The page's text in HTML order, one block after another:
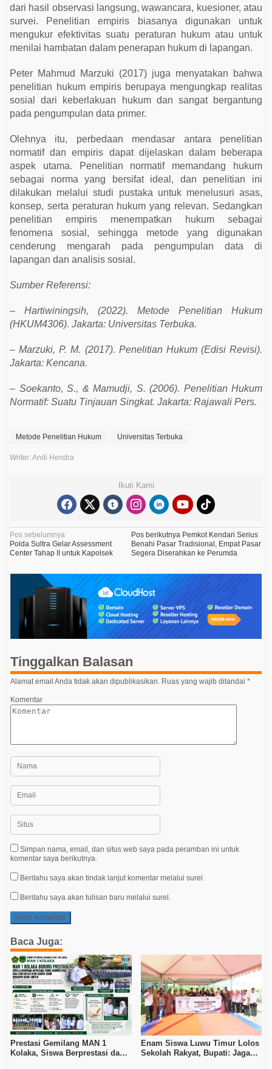
dari hasil observasi langsung, wawancara, kuesioner, atau
survei. Penelitian empiris biasanya digunakan untuk
mengukur efektivitas suatu peraturan hukum atau untuk
menilai hambatan dalam penerapan hukum di lapangan.
Peter Mahmud Marzuki (2017) juga menyatakan bahwa
penelitian hukum empiris berupaya mengungkap realitas
sosial dari keberlakuan hukum dan sangat bergantung
pada pengumpulan data primer.
Olehnya itu, perbedaan mendasar antara penelitian
normatif dan empiris dapat dijelaskan dalam beberapa
aspek utama. Penelitian normatif memandang hukum
sebagai norma yang bersifat ideal, dan penelitian ini
dilakukan melalui studi pustaka untuk menelusuri asas,
konsep, serta peraturan hukum yang relevan. Sedangkan
penelitian empiris menempatkan hukum sebagai
fenomena sosial, sehingga metode yang digunakan
cenderung mengarah pada pengumpulan data di
lapangan dan analisis sosial.
Sumber Referensi:
– Hartiwiningsih, (2022). Metode Penelitian Hukum
(HKUM4306). Jakarta: Universitas Terbuka.
–Marzuki, P. M. (2017). Penelitian Hukum (Edisi Revisi).
Jakarta: Kencana.
– Soekanto, S., & Mamudji, S. (2006). Penelitian Hukum
Normatif: Suatu Tinjauan Singkat. Jakarta: Rajawali Pers.
Metode Penelitian Hukum Universitas Terbuka
Writer: Andi Hendra
Ikuti Kami
N
a
v
p
o
s
Pos sebelumnya
Polda Sultra Gelar Assessment
Center Tahap II untuk Kapolsek
Pos berikutnyaPemkot Kendari Serius
Benahi Pasar Tradisional, Empat Pasar
Segera Diserahkan ke Perumda
Tinggalkan Balasan
Alamat email Anda tidak akan dipublikasikan. Ruas yang wajib ditandai *
Komentar
Simpan nama, email, dan situs web saya pada peramban ini untuk
komentar saya berikutnya.
Beritahu saya akan tindak lanjut komentar melalui surel.
Beritahu saya akan tulisan baru melalui surel.
Baca Juga:
Prestasi Gemilang MAN 1
Kolaka, Siswa Berprestasi dan
Enam Siswa Luwu Timur Lolos
Sekolah Rakyat, Bupati: Jaga